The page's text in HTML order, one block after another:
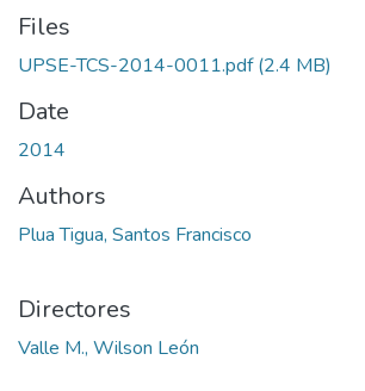
Files
UPSE-TCS-2014-0011.pdf(2.4 MB)
Date
2014
Authors
Plua Tigua, Santos Francisco
Directores
Valle M., Wilson León